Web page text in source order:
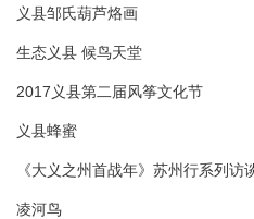
义县邹氏葫芦烙画
生态义县 候鸟天堂
2017义县第二届风筝文化节
义县蜂蜜
《大义之州首战年》苏州行系列访
凌河鸟